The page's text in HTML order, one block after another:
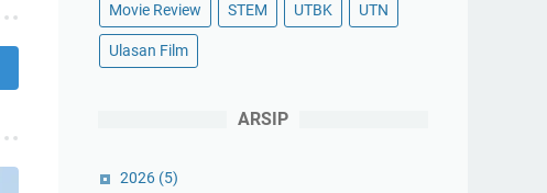
Movie Review STEM UTBK UTN
Ulasan Film
ARSIP
2026 (5)